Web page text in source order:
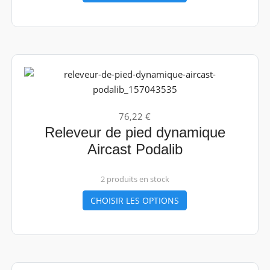
76,22 €
Releveur de pied dynamique
Aircast Podalib
2 produits en stock
CHOISIR LES OPTIONS